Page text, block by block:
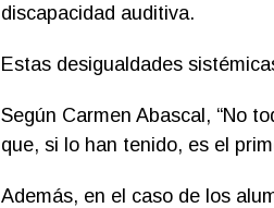
discapacidad auditiva.
Estas desigualdades
Según Carmen Abascal, “No
que, si lo han tenido, es el
Además, en el caso de los